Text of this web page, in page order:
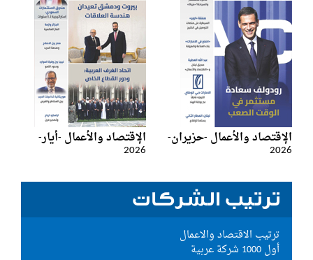
الإقتصاد والأعمال -حزيران-
2026
الإقتصاد والأعمال -أيار-
2026
ترتيب الشركات
ترتيب الاقتصاد والاعمال
أول 1000 شركة عربية